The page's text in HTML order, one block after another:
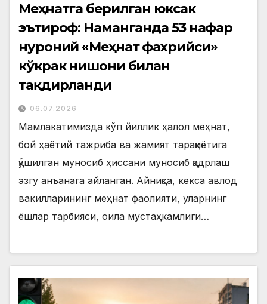
Меҳнатга берилган юксак
эътироф: Наманганда 53 нафар
нуроний «Меҳнат фахрийси»
кўкрак нишони билан
тақдирланди
06.07.2026
Мамлакатимизда кўп йиллик ҳалол меҳнат,
бой ҳаётий тажриба ва жамият тараққиётига
қўшилган муносиб ҳиссани муносиб қадрлаш
эзгу анъанага айланган. Айниқса, кекса авлод
вакилларининг меҳнат фаолияти, уларнинг
ёшлар тарбияси, оила мустаҳкамлиги…